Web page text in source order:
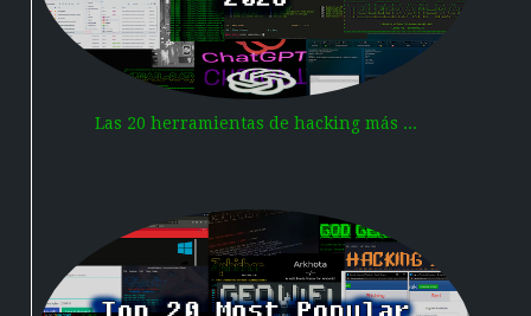
Las 20 herramientas de hacking más ...